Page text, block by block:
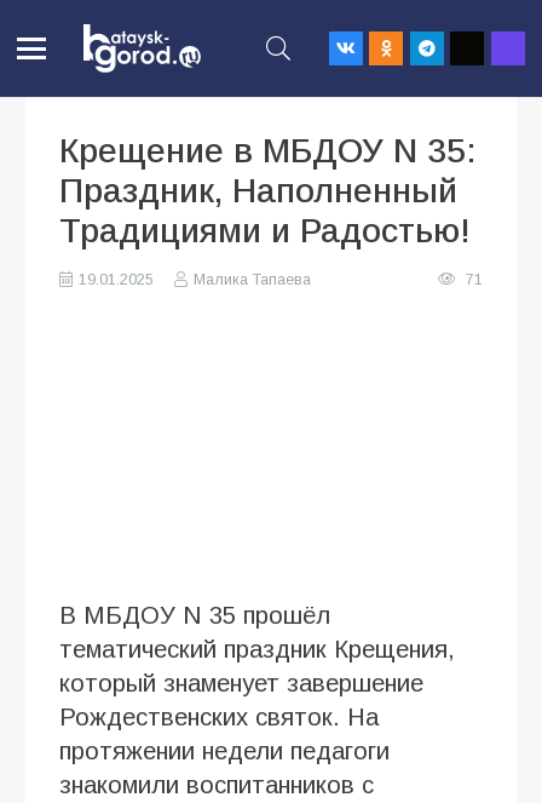
Крещение в МБДОУ N 35:
Праздник, Наполненный
Традициями и Радостью!
19.01.2025 Малика Тапаева 71
В МБДОУ N 35 прошёл
тематический праздник Крещения,
который знаменует завершение
Рождественских святок. На
протяжении недели педагоги
знакомили воспитанников с